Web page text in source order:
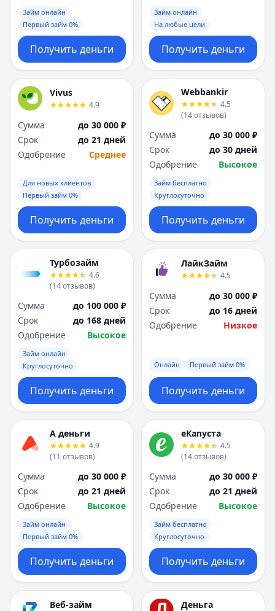
Займ онлайн
Первый займ 0%
Получить деньги
Займ онлайн
На любые цели
Получить деньги
Vivus
4.9
Сумма
до 30 000 ₽
Срок
до 21 дней
Одобрение
Среднее
Для новых клиентов
Первый займ 0%
Получить деньги
Webbankir
4.5
(14отзывов)
Сумма
до 30 000 ₽
Срок
до 30 дней
Одобрение
Высокое
Займ бесплатно
Круглосуточно
Получить деньги
Турбозайм
4.6
(14отзывов)
Сумма
до 100 000 ₽
Срок
до 168 дней
Одобрение
Высокое
Займ онлайн
Круглосуточно
Получить деньги
ЛайкЗайм
4.5
Сумма
до 30 000 ₽
Срок
до 16 дней
Одобрение
Низкое
Онлайн Первый займ 0%
Получить деньги
А деньги
4.9
(11 отзывов)
Сумма
до 30 000 ₽
Срок
до 21 дней
Одобрение
Высокое
Займ онлайн
Первый займ 0%
Получить деньги
еКапуста
4.5
(14отзывов)
Сумма
до 30 000 ₽
Срок
до 21 дней
Одобрение
Высокое
Займ бесплатно
Круглосуточно
Получить деньги
Веб-займ Деньга